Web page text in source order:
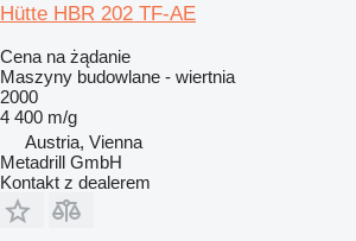
Hütte HBR 202 TF-AE
Cena na żądanie
Maszyny budowlane - wiertnia
2000
4 400 m/g
Austria, Vienna
Metadrill GmbH
Kontakt z dealerem